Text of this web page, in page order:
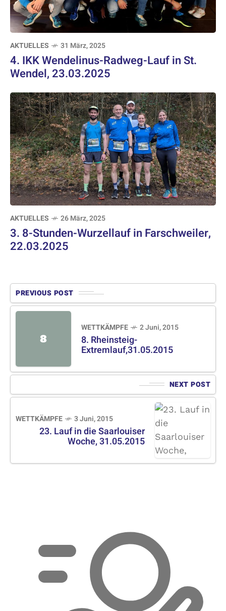
AKTUELLES 31 März, 2025
4. IKK Wendelinus-Radweg-Lauf in St.
Wendel, 23.03.2025
AKTUELLES 26 März, 2025
3. 8-Stunden-Wurzellauf in Farschweiler,
22.03.2025
PREVIOUS POST
8
WETTKÄMPFE 2 Juni, 2015
8. Rheinsteig-
Extremlauf,31.05.2015
NEXT POST
WETTKÄMPFE 3 Juni, 2015
23. Lauf in die Saarlouiser
Woche, 31.05.2015